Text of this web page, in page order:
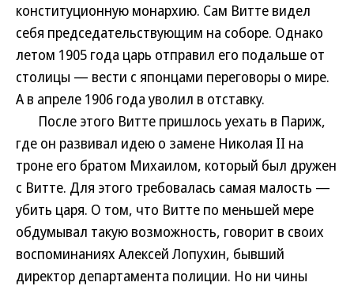
конституционную монархию. Сам Витте видел
себя председательствующим на соборе. Однако
летом 1905 года царь отправил его подальше от
столицы — вести с японцами переговоры о мире.
А в апреле 1906 года уволил в отставку.
После этого Витте пришлось уехать в Париж,
где он развивал идею о замене Николая II на
троне его братом Михаилом, который был дружен
с Витте. Для этого требовалась самая малость —
убить царя. О том, что Витте по меньшей мере
обдумывал такую возможность, говорит в своих
воспоминаниях Алексей Лопухин, бывший
директор департамента полиции. Но ни чины